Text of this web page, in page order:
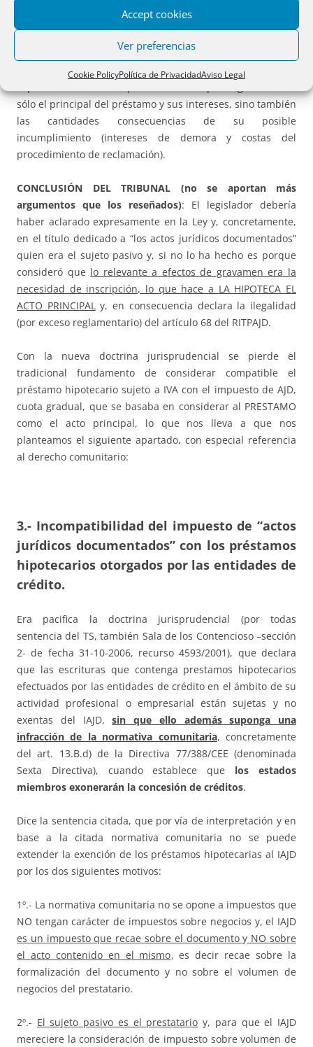
Accept cookies
Ver preferencias
Cookie PolicyPolítica de PrivacidadAviso Legal
Finalmente, parece forzado pensar, por un lado, que el
deudor –normalmente persona con la que mantiene un
fuerte vínculo familiar- y, por otro, que se comprometa su
sólo el principal del préstamo y sus intereses, sino también
las cantidades consecuencias de su posible
incumplimiento (intereses de demora y costas del
procedimiento de reclamación).
CONCLUSIÓN DEL TRIBUNAL (no se aportan más
argumentos que los reseñados): El legislador debería
haber aclarado expresamente en la Ley y, concretamente,
en el título dedicado a “los actos jurídicos documentados”
quien era el sujeto pasivo y, si no lo ha hecho es porque
consideró que lo relevante a efectos de gravamen era la
necesidad de inscripción, lo que hace a LA HIPOTECA EL
ACTO PRINCIPALy, en consecuencia declara la ilegalidad
(por exceso reglamentario) del artículo 68 del RITPAJD.
Con la nueva doctrina jurisprudencial se pierde el
tradicional fundamento de considerar compatible el
préstamo hipotecario sujeto a IVA con el impuesto de AJD,
cuota gradual, que se basaba en considerar al PRESTAMO
como el acto principal, lo que nos lleva a que nos
planteamos el siguiente apartado, con especial referencia
al derecho comunitario:
3.- Incompatibilidad del impuesto de “actos
jurídicos documentados” con los préstamos
hipotecarios otorgados por las entidades de
crédito.
Era pacifica la doctrina jurisprudencial (por todas
sentencia del TS, también Sala de los Contencioso –sección
2- de fecha 31-10-2006, recurso 4593/2001), que declara
que las escrituras que contenga prestamos hipotecarios
efectuados por las entidades de crédito en el ámbito de su
actividad profesional o empresarial están sujetas y no
exentas del IAJD,sin que ello además suponga una
infracción de la normativa comunitaria, concretamente
del art. 13.B.d) de la Directiva 77/388/CEE (denominada
Sexta Directiva), cuando establece que los estados
miembros exonerarán la concesión de créditos.
Dice la sentencia citada, que por vía de interpretación y en
base a la citada normativa comunitaria no se puede
extender la exención de los préstamos hipotecarias al IAJD
por los dos siguientes motivos:
1º.- La normativa comunitaria no se opone a impuestos que
NO tengan carácter de impuestos sobre negocios y, el IAJD
es un impuesto que recae sobre el documento y NO sobre
el acto contenido en el mismo, es decir recae sobre la
formalización del documento y no sobre el volumen de
negocios del prestatario.
2º.- El sujeto pasivo es el prestatario y, para que el IAJD
mereciere la consideración de impuesto sobre volumen de